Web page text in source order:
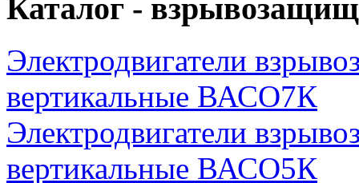
Каталог -
Электродвигатели
вертикальные ВАСО7К
Электродвигатели
вертикальные ВАСО5К